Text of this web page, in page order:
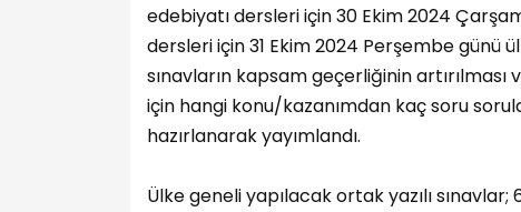
edebiyatı dersleri için 30 Ekim 2024
dersleri için 31 Ekim 2024 Perşembe günü
sınavların kapsam geçerliğinin
için hangi konu/kazanımdan kaç soru
hazırlanarak yayımlandı.
Ülke geneli yapılacak ortak yazılı sınavlar;